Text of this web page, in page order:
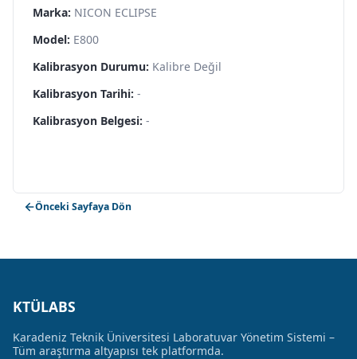
Marka: NICON ECLIPSE
Model: E800
Kalibrasyon Durumu: Kalibre Değil
Kalibrasyon Tarihi: -
Kalibrasyon Belgesi: -
Önceki Sayfaya Dön
KTÜLABS
Karadeniz Teknik Üniversitesi Laboratuvar Yönetim Sistemi –
Tüm araştırma altyapısı tek platformda.